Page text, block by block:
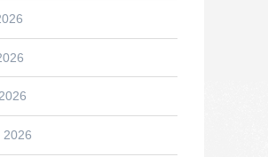
2026